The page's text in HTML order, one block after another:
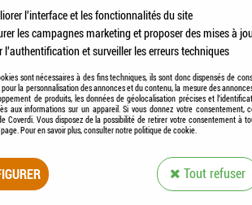
CHEVAUX VOLAILLES
- Truthahn Pur - Pâté de Pure Dinde
Soyez le
l'interface et les fonctionnalités du site
les campagnes marketing et proposer des mises à
l'authentification et surveiller les erreurs techniques
sont nécessaires à des fins techniques, ils sont donc dispensés de
pour la personnalisation des annonces et du contenu, la mesure des
de produits, les données de géolocalisation précises et
aux informations sur un appareil. Si vous donnez votre consentement,
Coverdi. Vous disposez de la possibilité de retirer votre consentement à
Pour en savoir plus, consulter notre politique de cookie.
Tout refuser